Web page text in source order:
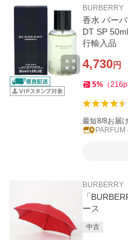
BURBERRY
香水 バー
DT SP
行輸入品
4,730円
5% （216
最短8/8お届け
PARFUM
BURBERRY
「
ース
中古